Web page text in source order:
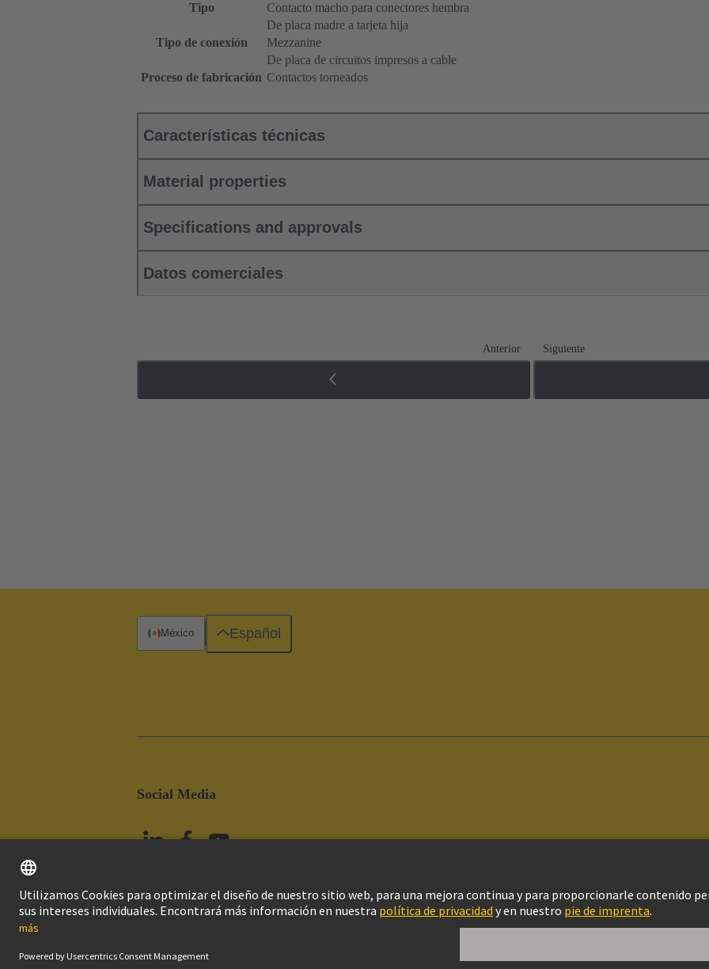
Tipo
Contacto macho para conectores hembra
Tipo de conexión
De placa madre a tarjeta hija
Mezzanine
De placa de circuitos impresos a cable
Proceso de fabricación Contactos torneados
Características técnicas
Material properties
Specifications and approvals
Datos comerciales
Anterior Siguiente
Social Media
México Español